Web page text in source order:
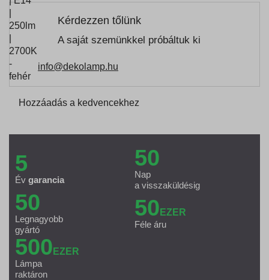
Kérdezzen tőlünk
A saját szemünkkel próbáltuk ki
info@dekolamp.hu
Hozzáadás a kedvencekhez
5
Év garancia
50
Nap
a visszaküldésig
50
Legnagyobb
gyártó
50 EZER
Féle áru
500 EZER
Lámpa
raktáron